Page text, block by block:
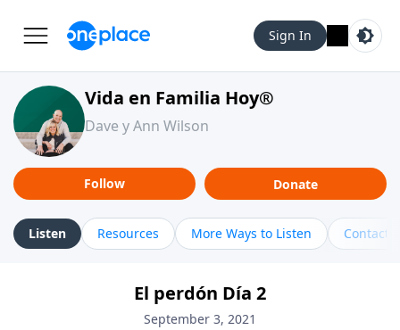
Sign In
Vida en Familia Hoy®
Dave y Ann Wilson
Follow Donate
Listen Resources More Ways to Listen Contact
El perdón Día 2
September 3, 2021